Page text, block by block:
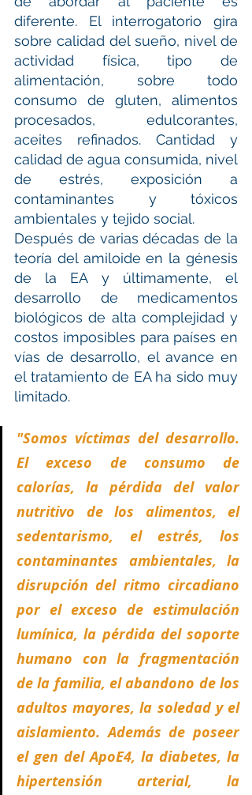
diferente. El interrogatorio gira
sobre calidad del sueño, nivel de
actividad física, tipo de
alimentación, sobre todo
consumo de gluten, alimentos
procesados, edulcorantes,
aceites refinados. Cantidad y
calidad de agua consumida, nivel
de estrés, exposición a
contaminantes y tóxicos
ambientales y tejido social.
Después de varias décadas de la
teoría del amiloide en la génesis
de la EA y últimamente, el
desarrollo de medicamentos
biológicos de alta complejidad y
costos imposibles para países en
vías de desarrollo, el avance en
el tratamiento de EA ha sido muy
limitado.
"Somos víctimas del desarrollo.
El exceso de consumo de
calorías, la pérdida del valor
nutritivo de los alimentos, el
sedentarismo, el estrés, los
contaminantes ambientales, la
disrupción del ritmo circadiano
por el exceso de estimulación
lumínica, la pérdida del soporte
humano con la fragmentación
de la familia, el abandono de los
adultos mayores, la soledad y el
aislamiento. Además de poseer
el gen del ApoE4, la diabetes, la
hipertensión arterial, la